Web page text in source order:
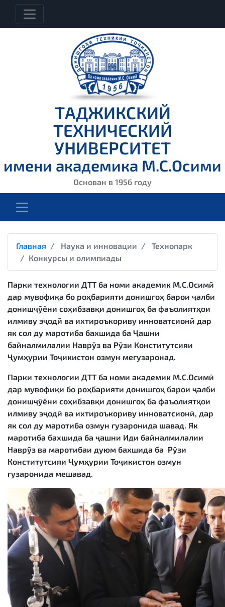
ТАДЖИКСКИЙ
ТЕХНИЧЕСКИЙ
УНИВЕРСИТЕТ
имени академика М.С.Осими
Основан в 1956 году
Главная Наука и инновации
Технопарк
Конкурсы и олимпиады
Парки технологии ДТТ ба номи академик М.С.Осимӣ
дар мувофиқа бо роҳбарияти донишгоҳ барои ҷалби
донишҷӯёни соҳибзавқи донишгоҳ ба фаъолиятҳои
илмиву эҷодӣ ва ихтироъкориву инноватсионӣ дар
як сол ду маротиба бахшида ба Ҷашни
байналмилалии Наврӯз ва Рӯзи Конститутсияи
Ҷумҳурии Тоҷикистон озмун мегузаронад.
Парки технологии ДТТ ба номи академик М.С.Осимӣ
дар мувофиқи бо роҳбарияти донишгоҳ барои ҷалби
донишҷӯёни соҳибзавқи донишгоҳ ба фаъолиятҳои
илмиву эҷодӣ ва ихтироъкориву инноватсионӣ, дар
як сол ду маротиба озмун гузаронида шавад. Як
маротиба бахшида ба ҷашни Иди байналмилалии
Наврӯз ва маротибаи дуюм бахшида ба Рӯзи
Конститутсияи Ҷумҳурии Тоҷикистон озмун
гузаронида мешавад.